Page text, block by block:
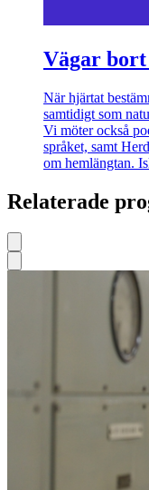
Vägar bort
När hjärtat
samtidigt som
Vi möter också
språket, samt
om hemlängtan.
Relaterade